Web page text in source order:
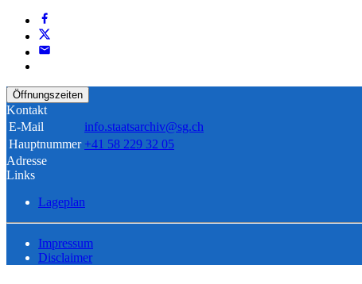
Öffnungszeiten
Kontakt
E-Mail
info.staatsarchiv@sg.ch
Hauptnummer +41 58 229 32 05
Adresse
Links
Lageplan
Impressum
Disclaimer